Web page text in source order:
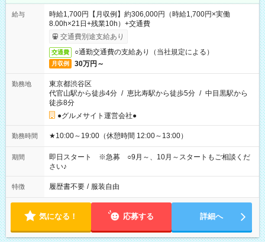
給与
時給1,700円【月収例】約306,000円（時給1,700円×実働
8.00h×21日+残業10h）+交通費
交通費別途支給あり
交通費 ○通勤交通費の支給あり（当社規定による）
月収例 30万円～
勤務地
東京都渋谷区
代官山駅から徒歩4分 / 恵比寿駅から徒歩5分 / 中目黒駅から
徒歩8分
●グルメサイト運営会社●
勤務時間 ★10:00～19:00（休憩時間 12:00～13:00）
期間
即日スタート ※急募 ○9月～、10月～スタートもご相談くだ
さい♪
特徴 履歴書不要 / 服装自由
気になる！ 応募する 詳細へ